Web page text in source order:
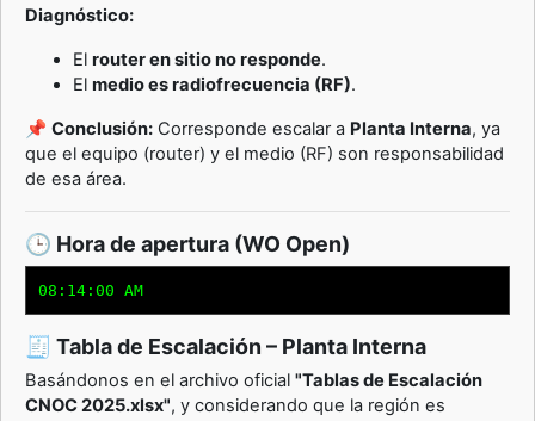
Diagnóstico:
El router en sitio no responde.
El medio es radiofrecuencia (RF).
📌 Conclusión: Corresponde escalar a Planta Interna, ya
que el equipo (router) y el medio (RF) son responsabilidad
de esa área.
🕒 Hora de apertura (WO Open)
08:14:00 AM
🧾 Tabla de Escalación – Planta Interna
Basándonos en el archivo oficial "Tablas de Escalación
CNOC 2025.xlsx", y considerando que la región es